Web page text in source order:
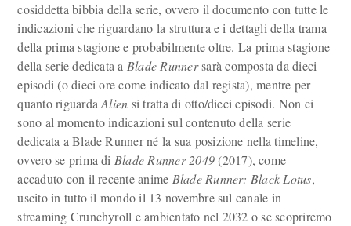
cosiddetta bibbia della serie, ovvero il documento con tutte le
indicazioni che riguardano la struttura e i dettagli della trama
della prima stagione e probabilmente oltre. La prima stagione
della serie dedicata a Blade Runnersarà composta da dieci
episodi (o dieci ore come indicato dal regista), mentre per
quanto riguardaAlien si tratta di otto/dieci episodi. Non ci
sono al momento indicazioni sul contenuto della serie
dedicata a Blade Runner né la sua posizione nella timeline,
ovvero se prima di Blade Runner 2049(2017), come
accaduto con il recente anime Blade Runner: Black Lotus,
uscito in tutto il mondo il 13 novembre sul canale in
streaming Crunchyroll e ambientato nel 2032 o se scopriremo